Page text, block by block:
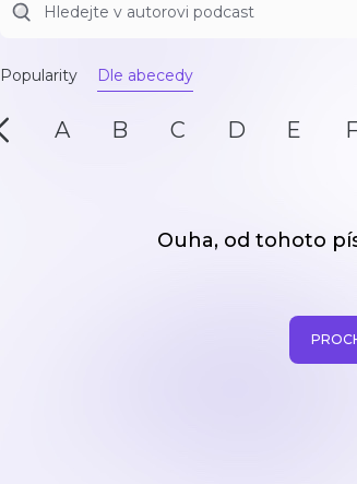
Popularity Dle abecedy
A B C D E F
Ouha, od tohoto